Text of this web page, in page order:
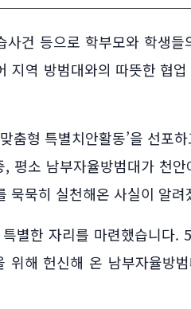
건 등으로 학부모와 학생
지역 방범대와의 따뜻한 협
춤형 특별치안활동’을 선포
평소 남부자율방범대가 천
묵묵히 실천해온 사실이 알려
별한 자리를 마련했습니다.
해 헌신해 온 남부자율방